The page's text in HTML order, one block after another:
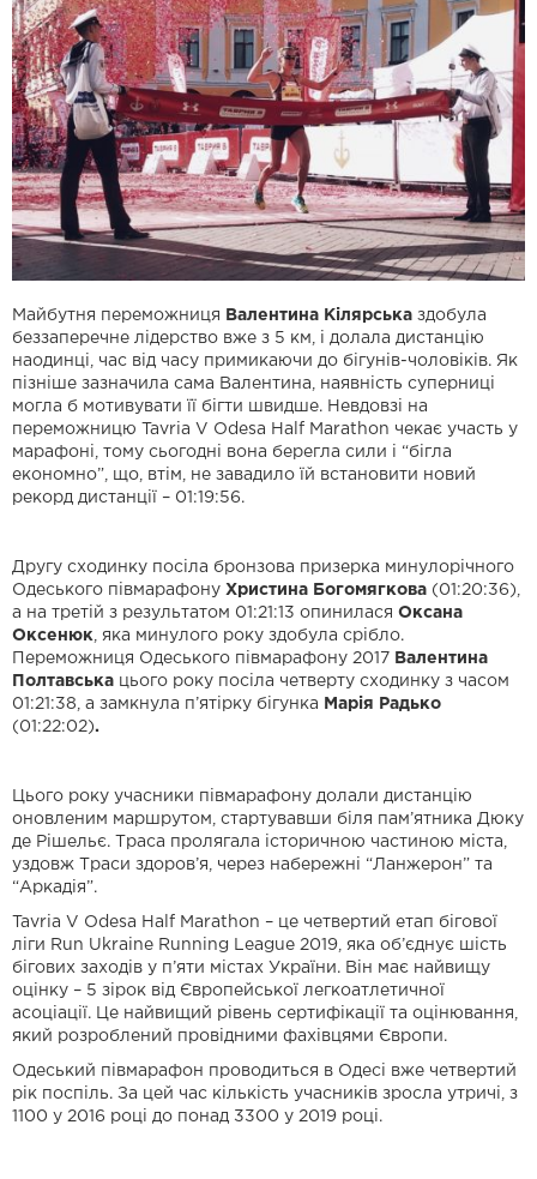
Майбутня переможниця Валентина Кілярська здобула
беззаперечне лідерство вже з 5 км, і долала дистанцію
наодинці, час від часу примикаючи до бігунів-чоловіків. Як
пізніше зазначила сама Валентина, наявність суперниці
могла б мотивувати її бігти швидше. Невдовзі на
переможницю Tavria V Odesa Half Marathon чекає участь у
марафоні, тому сьогодні вона берегла сили і “бігла
економно”, що, втім, не завадило їй встановити новий
рекорд дистанції – 01:19:56.
Другу сходинку посіла бронзова призерка минулорічного
Одеського півмарафону Христина Богомягкова (01:20:36),
а на третій з результатом 01:21:13 опинилася Оксана
Оксенюк, яка минулого року здобула срібло.
Переможниця Одеського півмарафону 2017
Валентина
Полтавська цього року посіла четверту сходинку з часом
01:21:38, а замкнула п’ятірку бігунка
Марія Радько
(01:22:02).
Цього року учасники півмарафону долали дистанцію
оновленим маршрутом, стартувавши біля пам’ятника Дюку
де Рішельє. Траса пролягала історичною частиною міста,
уздовж Траси здоров’я, через набережні “Ланжерон” та
“Аркадія”.
Tavria V Odesa Half Marathon – це четвертий етап бігової
ліги Run Ukraine Running League 2019, яка об’єднує шість
бігових заходів у п’яти містах України. Він має найвищу
оцінку – 5 зірок від Європейської легкоатлетичної
асоціації. Це найвищий рівень сертифікації та оцінювання,
який розроблений провідними фахівцями Європи.
Одеський півмарафон проводиться в Одесі вже четвертий
рік поспіль. За цей час кількість учасників зросла утричі, з
1100 у 2016 році до понад 3300 у 2019 році.